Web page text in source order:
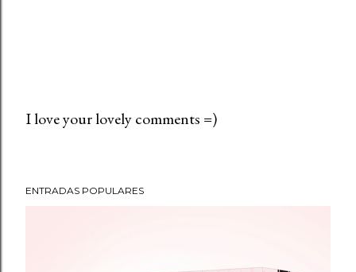
I love your lovely comments =)
ENTRADAS POPULARES